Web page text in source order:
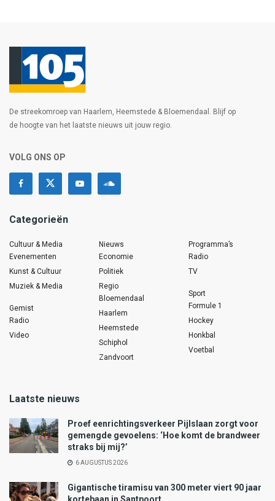
De streekomroep van Haarlem, Heemstede & Bloemendaal. Blijf op
de hoogte van het laatste nieuws uit jouw regio.
VOLG ONS OP
Categorieën
Cultuur & Media
Evenementen
Kunst & Cultuur
Muziek & Media
Gemist
Radio
Video
Nieuws
Economie
Politiek
Regio
Bloemendaal
Haarlem
Heemstede
Schiphol
Zandvoort
Programma’s
Radio
TV
Sport
Formule 1
Hockey
Honkbal
Voetbal
Laatste nieuws
Proef eenrichtingsverkeer Pijlslaan zorgt voor
gemengde gevoelens: ‘Hoe komt de brandweer
straks bij mij?’
6 AUGUSTUS 2026
Gigantische tiramisu van 300 meter viert 90 jaar
kortebaan in Santpoort